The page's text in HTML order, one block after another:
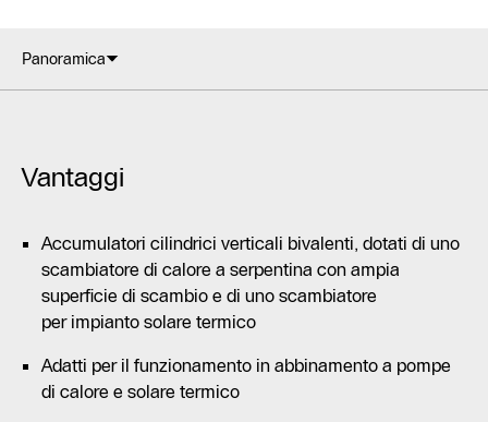
Panoramica
Vantaggi
Accumulatori cilindrici verticali bivalenti, dotati di uno
scambiatore di calore a serpentina con ampia
superficie di scambio e di uno scambiatore
per impianto solare termico
Adatti per il funzionamento in abbinamento a pompe
di calore e solare termico